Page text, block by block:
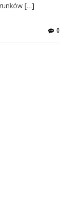
[…]
0